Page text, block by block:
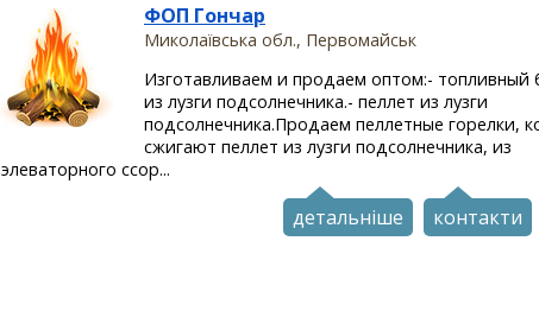
ФОП Гончар
Миколаївська обл., Первомайськ
Изготавливаем и продаем оптом:- топливный
из лузги подсолнечника.- пеллет из лузги
подсолнечника.Продаем пеллетные горелки,
сжигают пеллет из лузги подсолнечника, из
элеваторного ссор...
детальніше контакти